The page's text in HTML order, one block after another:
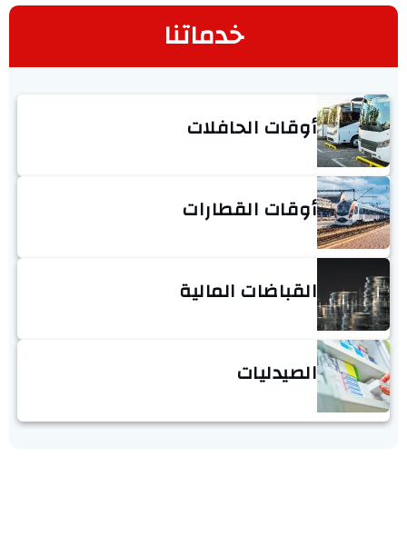
خدماتنا
أوقات الحافلات
أوقات القطارات
القباضات المالية
الصيدليات